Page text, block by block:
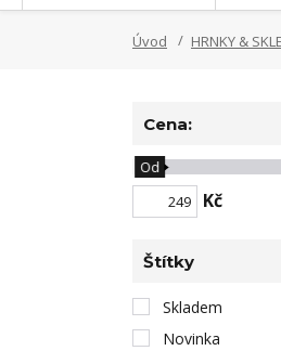
Úvod HRNKY &
Cena:
Kč
Od
Štítky
Skladem
Novinka